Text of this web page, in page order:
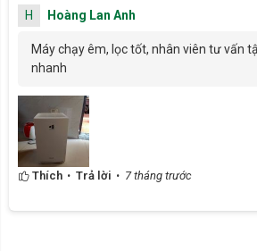
H Hoàng Lan Anh
Máy chạy êm, lọc tốt, nhân viên tư vấn
nhanh
Thích Trả lời 7 tháng trước